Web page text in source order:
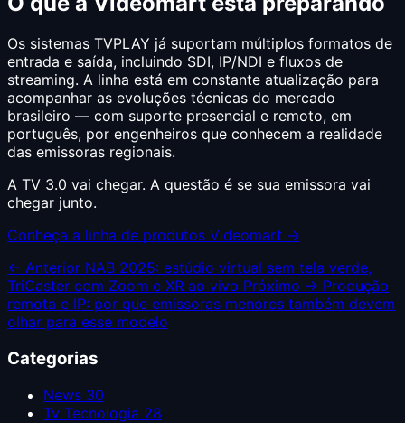
Os sistemas TVPLAY já suportam múltiplos formatos de
entrada e saída, incluindo SDI, IP/NDI e fluxos de
streaming. A linha está em constante atualização para
acompanhar as evoluções técnicas do mercado
brasileiro — com suporte presencial e remoto, em
português, por engenheiros que conhecem a realidade
das emissoras regionais.
A TV 3.0 vai chegar. A questão é se sua emissora vai
chegar junto.
Conheça a linha de produtos Videomart →
← Anterior NAB 2025: estúdio virtual sem tela verde,
TriCaster com Zoom e XR ao vivo Próximo → Produção
remota e IP: por que emissoras menores também devem
olhar para esse modelo
Categorias
News 30
Tv Tecnologia 28